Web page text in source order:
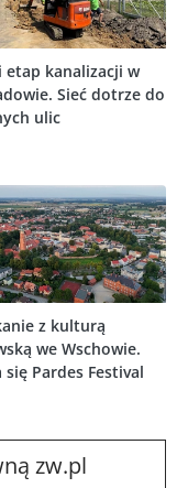
etap kanalizacji w
Sieć dotrze do
ulic
z kulturą
we Wschowie.
się Pardes Festival
zw.pl